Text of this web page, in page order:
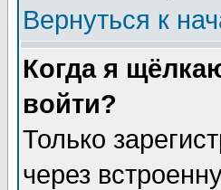
Вернуться к
Когда я
войти?
Только
через